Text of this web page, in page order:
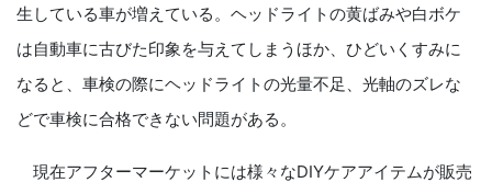
生している車が増えている。ヘッドライトの黄ばみや白ボケ
は自動車に古びた印象を与えてしまうほか、ひどいくすみに
なると、車検の際にヘッドライトの光量不足、光軸のズレな
どで車検に合格できない問題がある。
現在アフターマーケットには様々なDIYケアアイテムが販売